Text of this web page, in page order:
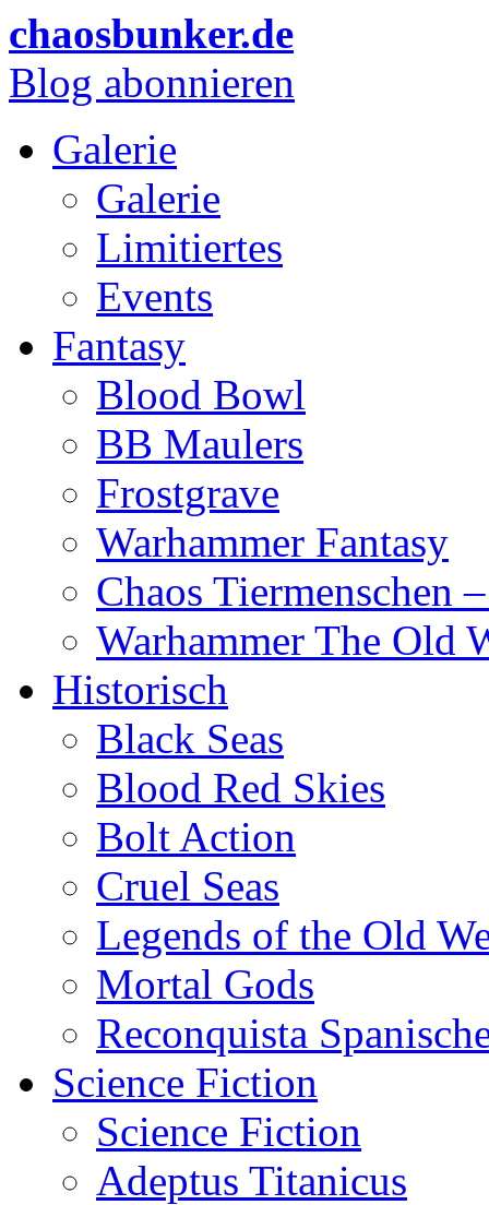
chaosbunker.de
Blog abonnieren
Galerie
Galerie
Limitiertes
Events
Fantasy
Blood Bowl
BB Maulers
Frostgrave
Warhammer Fantasy
Chaos Tiermenschen
Warhammer The Old
Historisch
Black Seas
Blood Red Skies
Bolt Action
Cruel Seas
Legends of the Old
Mortal Gods
Reconquista
Science Fiction
Science Fiction
Adeptus Titanicus